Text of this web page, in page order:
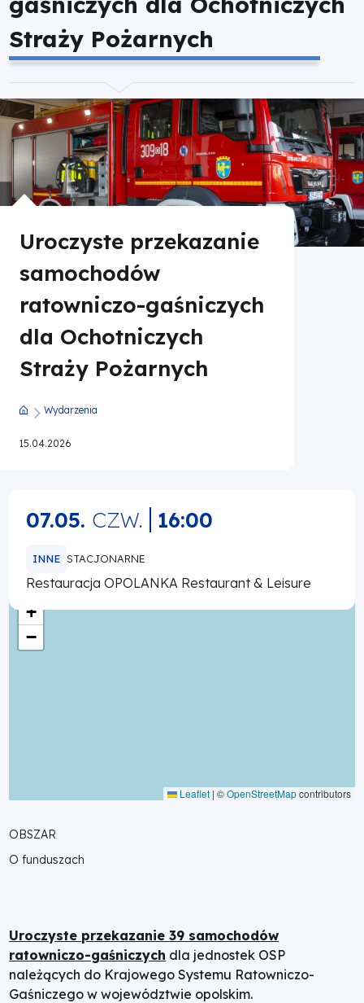
Fundusze
Europejskie
dla
Opolskiego
Straży Pożarnych
Uroczyste przekazanie
samochodów
ratowniczo-gaśniczych
dla Ochotniczych
Straży Pożarnych
nawigacyjna
Wydarzenia
15.04.2026
OBSZAR
O funduszach
Uroczyste przekazanie 39 samochodów
ratowniczo-gaśniczych dla jednostek OSP
należących do Krajowego Systemu Ratowniczo-
Gaśniczego w województwie opolskim.
07.05. CZW. 16:00
INNE STACJONARNE
Restauracja OPOLANKA Restaurant & Leisure
+
−
Leaflet | ©OpenStreetMapcontributors